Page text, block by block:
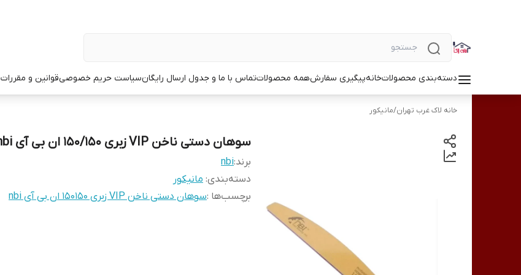
دسته‌بندی محصولاتخانهپیگیری سفارشهمه محصولاتتماس با ما و جدول ارسال رایگانسیاست حریم خصوصیقوانین و مقررات
خانه لاک غرب تهران/مانیکور
سوهان دستی ناخن VIP زبری 150/150 ان بی آی nbi
برند:nbi
دسته‌بندی: مانیکور
برچسب‌ها :سوهان دستی ناخن VIP زبری 150150 ان بی آی nbi